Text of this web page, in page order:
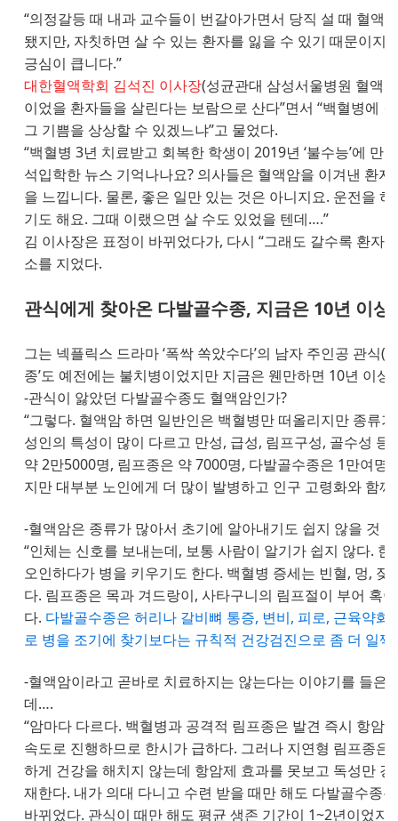
“의정갈등 때 내과 교수들이 번갈아가면서 당직 설 때 혈액
됐지만, 자칫하면 살 수 있는 환자를 잃을 수 있기 때문이
긍심이 큽니다.”
대한혈액학회 김석진 이사장(성균관대 삼성서울병원 혈액
이었을 환자들을 살린다는 보람으로 산다”면서 “백혈병에
그 기쁨을 상상할 수 있겠느냐”고 물었다.
“백혈병 3년 치료받고 회복한 학생이 2019년 ‘불수능’에
석입학한 뉴스 기억나나요? 의사들은 혈액암을 이겨낸 환
을 느낍니다. 물론, 좋은 일만 있는 것은 아니지요. 운전을
기도 해요. 그때 이랬으면 살 수도 있었을 텐데….”
김 이사장은 표정이 바뀌었다가, 다시 “그래도 갈수록 환자
소를 지었다.
관식에게 찾아온 다발골수종, 지금은 10년 이상
그는 넥플릭스 드라마 ‘폭싹 쏙았수다’의 남자 주인공 관식
종’도 예전에는 불치병이었지만 지금은 웬만하면 10년 이
-관식이 앓았던 다발골수종도 혈액암인가?
“그렇다. 혈액암 하면 일반인은 백혈병만 떠올리지만 종류
성인의 특성이 많이 다르고 만성, 급성, 림프구성, 골수성
약 2만5000명, 림프종은 약 7000명, 다발골수종은 1만여
지만 대부분 노인에게 더 많이 발병하고 인구 고령화와 함
-혈액암은 종류가 많아서 초기에 알아내기도 쉽지 않을 것
“인체는 신호를 보내는데, 보통 사람이 알기가 쉽지 않다.
오인하다가 병을 키우기도 한다. 백혈병 증세는 빈혈, 멍,
다. 림프종은 목과 겨드랑이, 사타구니의 림프절이 부어 혹
다. 다발골수종은 허리나 갈비뼈 통증, 변비, 피로, 근육약
로 병을 조기에 찾기보다는 규칙적 건강검진으로 좀 더 일
-혈액암이라고 곧바로 치료하지는 않는다는 이야기를 들은
데….
“암마다 다르다. 백혈병과 공격적 림프종은 발견 즉시 항암
속도로 진행하므로 한시가 급하다. 그러나 지연형 림프종
하게 건강을 해치지 않는데 항암제 효과를 못보고 독성만
재한다. 내가 의대 다니고 수련 받을 때만 해도 다발골수종
바뀌었다. 관식이 때만 해도 평균 생존 기간이 1~2년이었